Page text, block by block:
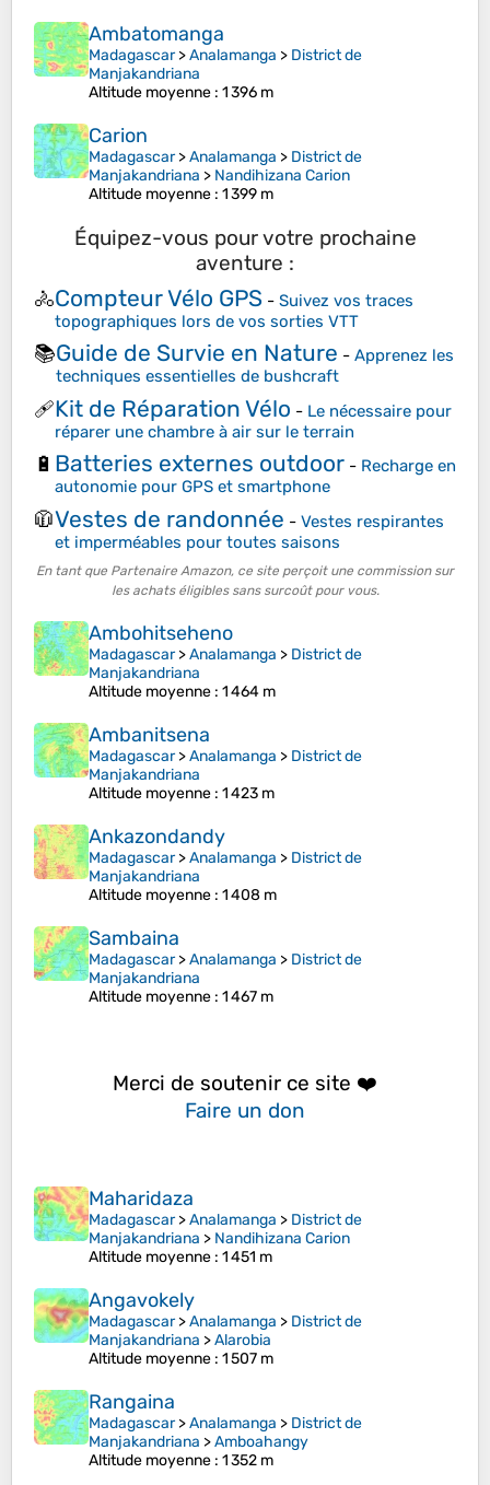
Ambatomanga
Madagascar>Analamanga > District de
Manjakandriana
Altitude moyenne : 1 396 m
Carion
Madagascar>Analamanga > District de
Manjakandriana > Nandihizana Carion
Altitude moyenne : 1 399 m
Équipez-vous pour votre prochaine
aventure :
🚴Compteur Vélo GPS - Suivez vos traces
topographiques lors de vos sorties VTT
📚Guide de Survie en Nature - Apprenez les
techniques essentielles de bushcraft
🩹Kit de Réparation Vélo - Le nécessaire pour
réparer une chambre à air sur le terrain
🔋 Batteries externes outdoor - Recharge en
autonomie pour GPS et smartphone
🧥Vestes de randonnée - Vestes respirantes
et imperméables pour toutes saisons
En tant que Partenaire Amazon, ce site perçoit une commission sur
les achats éligibles sans surcoût pour vous.
Ambohitseheno
Madagascar>Analamanga > District de
Manjakandriana
Altitude moyenne : 1 464 m
Ambanitsena
Madagascar>Analamanga > District de
Manjakandriana
Altitude moyenne : 1 423 m
Ankazondandy
Madagascar>Analamanga > District de
Manjakandriana
Altitude moyenne : 1 408 m
Sambaina
Madagascar>Analamanga > District de
Manjakandriana
Altitude moyenne : 1 467 m
Merci de soutenir ce site ❤️
Faire un don
Maharidaza
Madagascar>Analamanga > District de
Manjakandriana > Nandihizana Carion
Altitude moyenne : 1 451 m
Angavokely
Madagascar>Analamanga > District de
Manjakandriana >Alarobia
Altitude moyenne : 1 507 m
Rangaina
Madagascar>Analamanga > District de
Manjakandriana >Amboahangy
Altitude moyenne : 1 352 m